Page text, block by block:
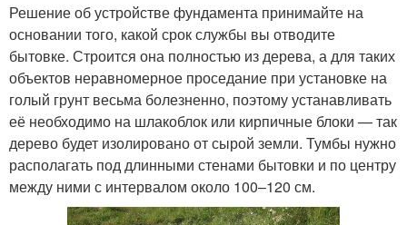
Решение об устройстве фундамента принимайте на
основании того, какой срок службы вы отводите
бытовке. Строится она полностью из дерева, а для таких
объектов неравномерное проседание при установке на
голый грунт весьма болезненно, поэтому устанавливать
её необходимо на шлакоблок или кирпичные блоки — так
дерево будет изолировано от сырой земли. Тумбы нужно
располагать под длинными стенами бытовки и по центру
между ними с интервалом около 100–120 см.